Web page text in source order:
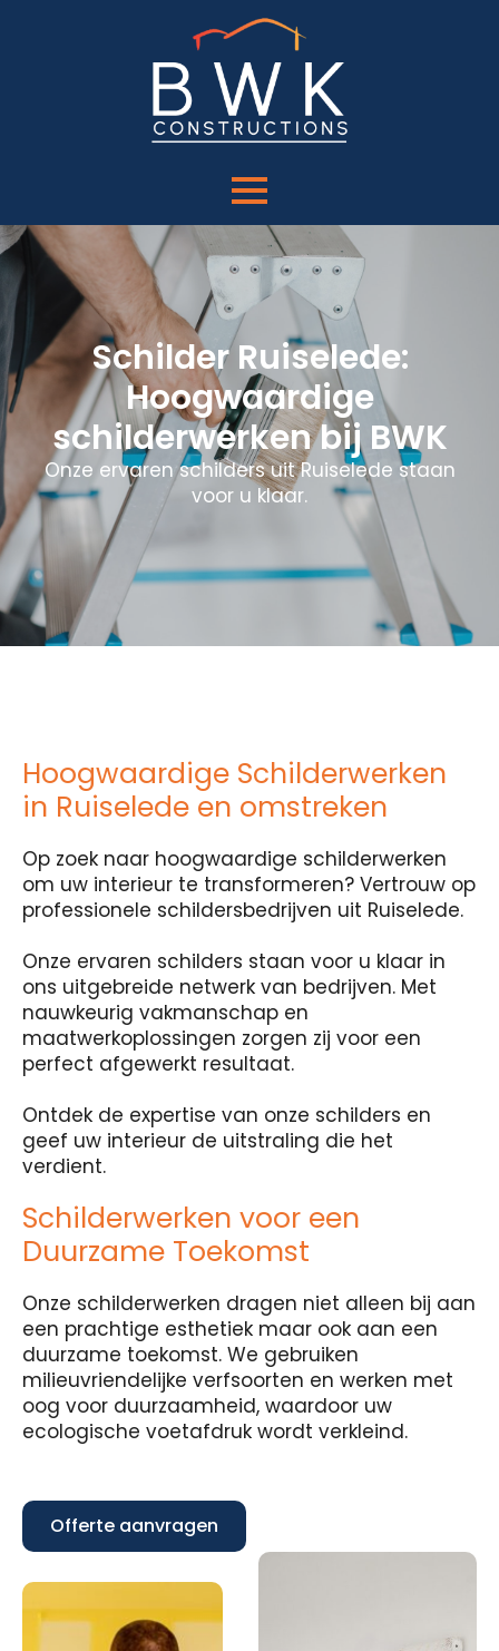
Schilder Ruiselede:
Hoogwaardige
schilderwerken bij BWK
Onze ervaren schilders uit Ruiselede staan
voor u klaar.
Hoogwaardige Schilderwerken
in Ruiselede en omstreken
Op zoek naar hoogwaardige schilderwerken
om uw interieur te transformeren? Vertrouw op
professionele schildersbedrijven uit Ruiselede.
Onze ervaren schilders staan voor u klaar in
ons uitgebreide netwerk van bedrijven. Met
nauwkeurig vakmanschap en
maatwerkoplossingen zorgen zij voor een
perfect afgewerkt resultaat.
Ontdek de expertise van onze schilders en
geef uw interieur de uitstraling die het
verdient.
Schilderwerken voor een
Duurzame Toekomst
Onze schilderwerken dragen niet alleen bij aan
een prachtige esthetiek maar ook aan een
duurzame toekomst. We gebruiken
milieuvriendelijke verfsoorten en werken met
oog voor duurzaamheid, waardoor uw
ecologische voetafdruk wordt verkleind.
Offerte aanvragen